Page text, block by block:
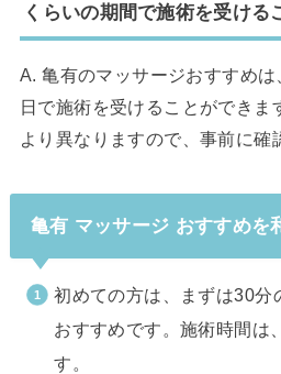
くらいの期間で施術を受ける
A. 亀有のマッサージおすすめ
日で施術を受けることができま
より異なりますので、事前に確
亀有 マッサージ おすすめを
初めての方は、まずは30分
おすすめです。施術時間は
す。